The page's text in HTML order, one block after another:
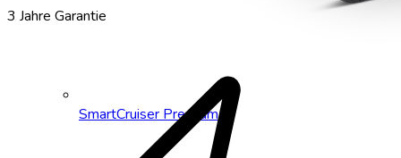
SmartCruiser Premium
3 Jahre Garantie